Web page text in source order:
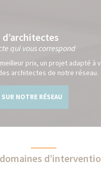
qui vous correspond
prix, un projet adapté à
architectes de notre réseau.
NOTRE RÉSEAU